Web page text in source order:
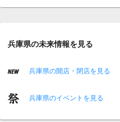
兵庫県の未来情報を見る
兵庫県の開店・閉店を見る
兵庫県のイベントを見る